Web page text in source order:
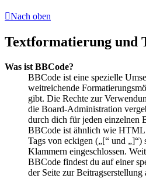
Nach oben
Textformatierung und
Was ist BBCode?
BBCode ist eine spezielle
weitreichende
gibt. Die Rechte zur
die Board-Administration
durch dich für jeden einzelnen
BBCode ist ähnlich wie HTML
Tags von eckigen („[“ und „]“)
Klammern eingeschlossen.
BBCode findest du auf einer
der Seite zur Beitragserstellung